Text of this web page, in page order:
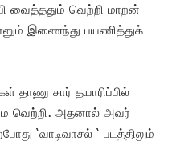
வைத்ததும் வெற்றி மாறன்
இணைந்து பயணித்துக்
தாணு சார் தயாரிப்பில்
வெற்றி. அதனால் அவர்
‘வாடிவாசல் ‘ படத்திலும்